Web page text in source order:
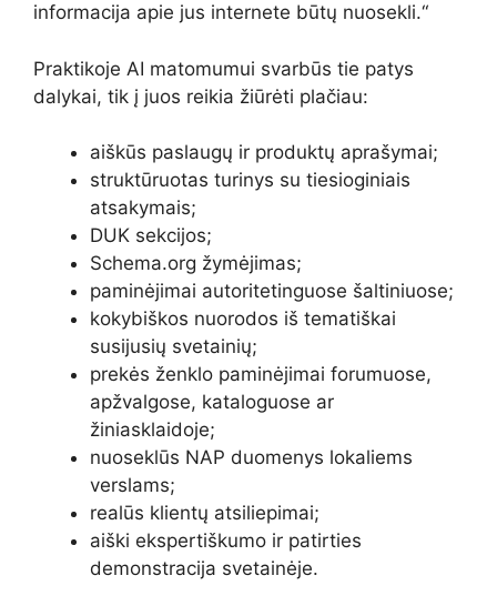
informacija apie jus internete būtų nuosekli.“
Praktikoje AI matomumui svarbūs tie patys
dalykai, tik į juos reikia žiūrėti plačiau:
aiškūs paslaugų ir produktų aprašymai;
struktūruotas turinys su tiesioginiais
atsakymais;
DUK sekcijos;
Schema.org žymėjimas;
paminėjimai autoritetinguose šaltiniuose;
kokybiškos nuorodos iš tematiškai
susijusių svetainių;
prekės ženklo paminėjimai forumuose,
apžvalgose, kataloguose ar
žiniasklaidoje;
nuoseklūs NAP duomenys lokaliems
verslams;
realūs klientų atsiliepimai;
aiški ekspertiškumo ir patirties
demonstracija svetainėje.